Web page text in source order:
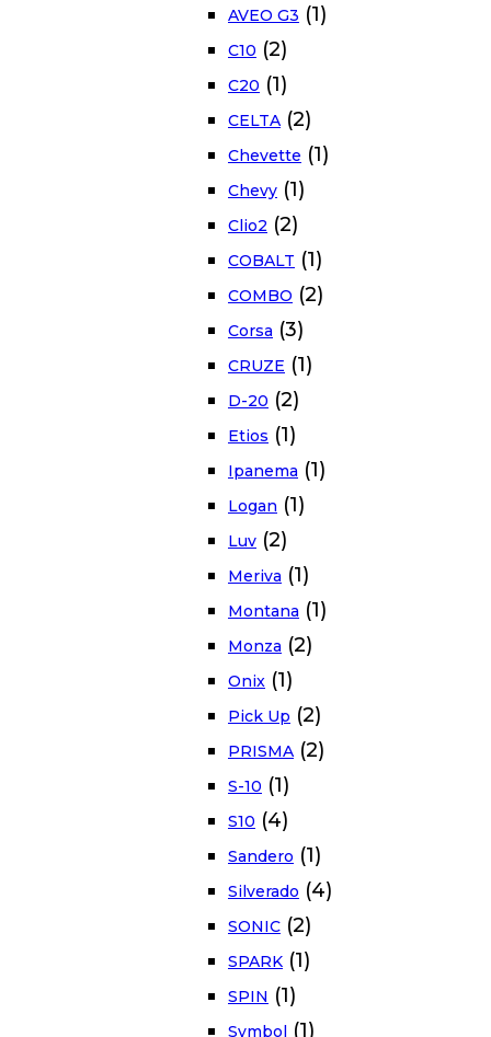
AVEO G3 (1)
C10 (2)
C20 (1)
CELTA (2)
Chevette (1)
Chevy (1)
Clio2 (2)
COBALT (1)
COMBO (2)
Corsa (3)
CRUZE (1)
D-20 (2)
Etios (1)
Ipanema (1)
Logan (1)
Luv (2)
Meriva (1)
Montana (1)
Monza (2)
Onix (1)
Pick Up (2)
PRISMA (2)
S-10 (1)
S10 (4)
Sandero (1)
Silverado (4)
SONIC (2)
SPARK (1)
SPIN (1)
Symbol (1)